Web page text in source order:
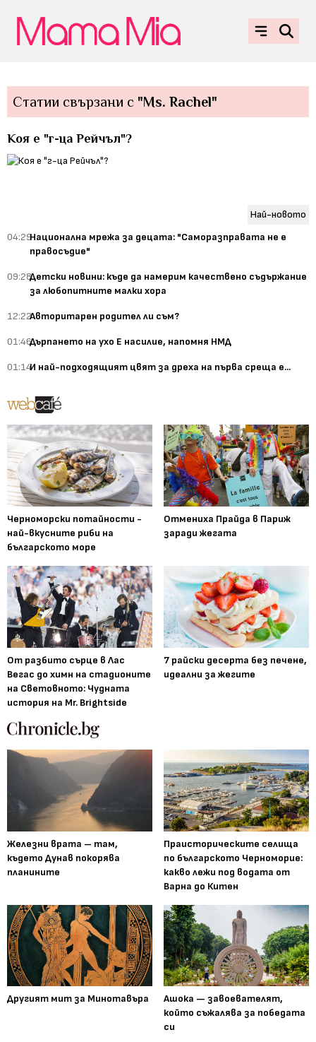
Статии свързани с "Ms. Rachel"
Коя е "г-ца Рейчъл"?
Най-новото
04:29Национална мрежа за децата: "Саморазправата не е
правосъдие"
09:28Детски новини: къде да намерим качествено съдържание
за любопитните малки хора
12:22Авторитарен родител ли съм?
01:46Дърпането на ухо Е насилие, напомня НМД
01:14И най-подходящият цвят за дреха на първа среща е...
Черноморски потайности -
най-вкусните риби на
българското море
Отмениха Прайда в Париж
заради жегата
От разбито сърце в Лас
Вегас до химн на стадионите
на Световното: Чудната
история на Mr. Brightside
7 райски десерта без печене,
идеални за жегите
Железни врата – там,
където Дунав покорява
планините
Праисторическите селища
по българското Черноморие:
какво лежи под водата от
Варна до Китен
Другият мит за Минотавъра
Ашока — завоевателят,
който съжалява за победата
си